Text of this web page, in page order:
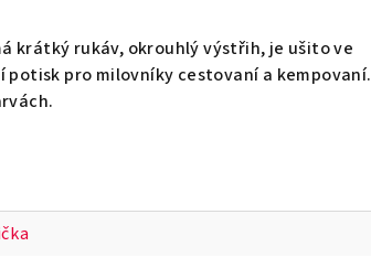
krátký rukáv, okrouhlý výstřih, je ušito ve
pro milovníky cestovaní a kempovaní.